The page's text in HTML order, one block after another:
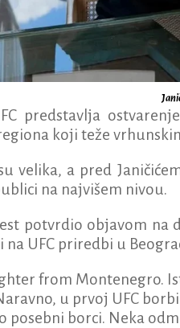
predstavlja
koji teže
velika, a pred
na najvišem nivou.
potvrdio objavom na
na UFC priredbi u
from Montenegro.
u prvoj UFC
posebni borci. Neka